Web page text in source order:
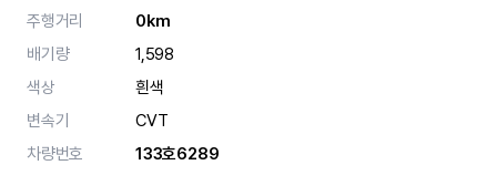
주행거리
0km
배기량
1,598
색상
흰색
변속기
CVT
차량번호
133호6289